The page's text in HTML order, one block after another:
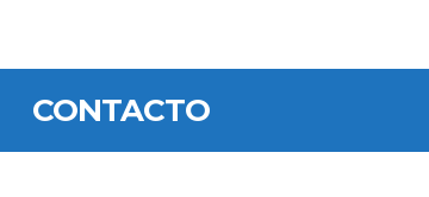
CONTACTO